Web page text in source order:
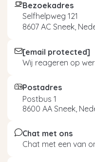
Bezoekadres
Selfhelpweg 121
8607 AC Sneek,
[email protected]
Wij reageren op
Postadres
Postbus 1
8600 AA Sneek,
Chat met ons
Chat met een van